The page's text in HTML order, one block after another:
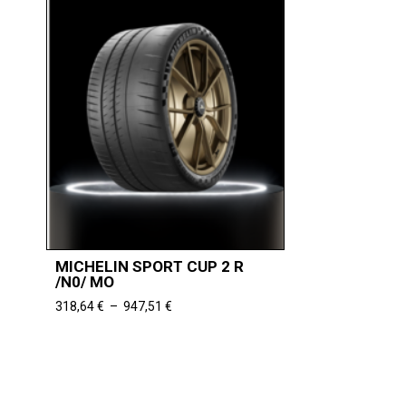
MICHELIN SPORT CUP 2 R
/N0/ MO
318,64€ – 947,51€